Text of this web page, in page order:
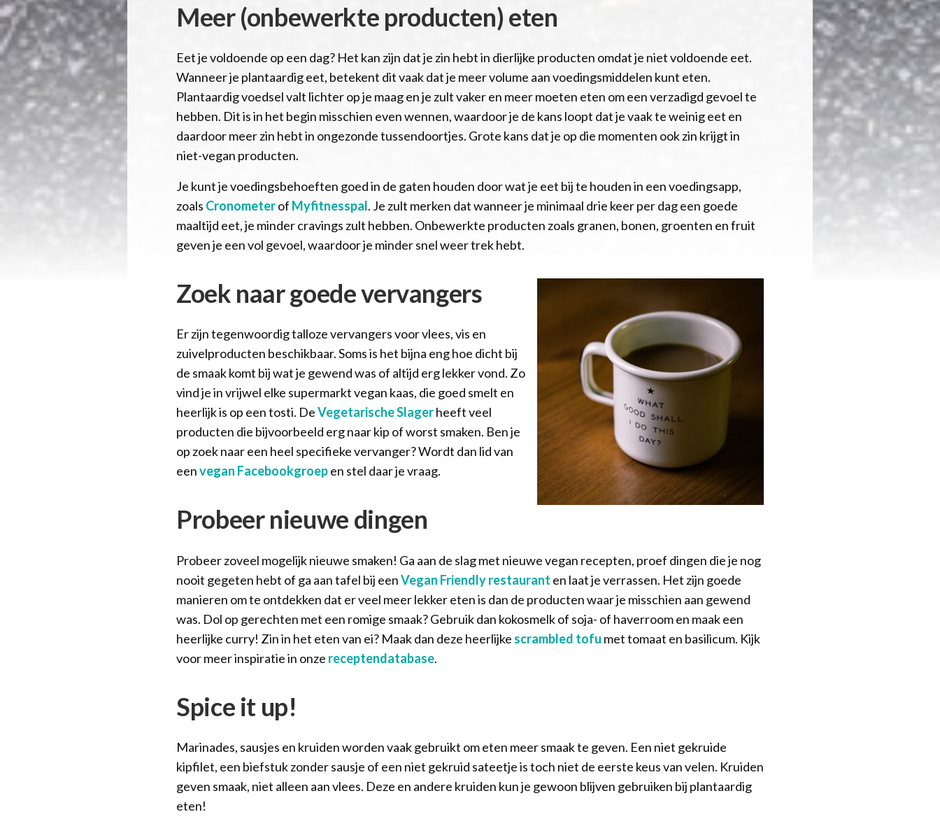
Meer (onbewerkte producten) eten
Eet je voldoende op een dag? Het kan zijn dat je zin hebt in dierlijke producten omdat je niet voldoende eet.
Wanneer je plantaardig eet, betekent dit vaak dat je meer volume aan voedingsmiddelen kunt eten.
Plantaardig voedsel valt lichter op je maag en je zult vaker en meer moeten eten om een verzadigd gevoel te
hebben. Dit is in het begin misschien even wennen, waardoor je de kans loopt dat je vaak te weinig eet en
daardoor meer zin hebt in ongezonde tussendoortjes. Grote kans dat je op die momenten ook zin krijgt in
niet-vegan producten.
Je kunt je voedingsbehoeften goed in de gaten houden door wat je eet bij te houden in een voedingsapp,
zoals Cronometerof Myfitnesspal. Je zult merken dat wanneer je minimaal drie keer per dag een goede
maaltijd eet, je minder cravings zult hebben. Onbewerkte producten zoals granen, bonen, groenten en fruit
geven je een vol gevoel, waardoor je minder snel weer trek hebt.
Zoek naar goede vervangers
Er zijn tegenwoordig talloze vervangers voor vlees, vis en
zuivelproducten beschikbaar. Soms is het bijna eng hoe dicht bij
de smaak komt bij wat je gewend was of altijd erg lekker vond. Zo
vind je in vrijwel elke supermarkt vegan kaas, die goed smelt en
heerlijk is op een tosti. DeVegetarische Slagerheeft veel
producten die bijvoorbeeld erg naar kip of worst smaken. Ben je
op zoek naar een heel specifieke vervanger? Wordt dan lid van
eenvegan Facebookgroepen stel daar je vraag.
Probeer nieuwe dingen
Probeer zoveel mogelijk nieuwe smaken! Ga aan de slag met nieuwe vegan recepten, proef dingen die je nog
nooit gegeten hebt of ga aan tafel bij eenVegan Friendly restaurant en laat je verrassen. Het zijn goede
manieren om te ontdekken dat er veel meer lekker eten is dan de producten waar je misschien aan gewend
was. Dol op gerechten met een romige smaak? Gebruik dan kokosmelk of soja- of haverroom en maak een
heerlijke curry! Zin in het eten van ei? Maak dan deze heerlijke scrambled tofu met tomaat en basilicum. Kijk
voor meer inspiratie in onze receptendatabase.
Spice it up!
Marinades, sausjes en kruiden worden vaak gebruikt om eten meer smaak te geven. Een niet gekruide
kipfilet, een biefstuk zonder sausje of een niet gekruid sateetje is toch niet de eerste keus van velen. Kruiden
geven smaak, niet alleen aan vlees. Deze en andere kruiden kun je gewoon blijven gebruiken bij plantaardig
eten!